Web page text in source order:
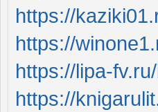
https://
https://
https://lipa-
https://